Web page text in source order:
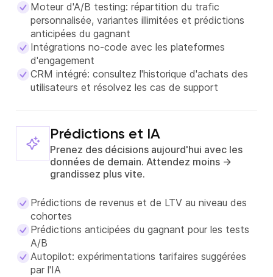
Moteur d'A/B testing: répartition du trafic
personnalisée, variantes illimitées et prédictions
anticipées du gagnant
Intégrations no-code avec les plateformes
d'engagement
CRM intégré: consultez l'historique d'achats des
utilisateurs et résolvez les cas de support
Prédictions et IA
Prenez des décisions aujourd'hui avec les
données de demain. Attendez moins →
grandissez plus vite.
Prédictions de revenus et de LTV au niveau des
cohortes
Prédictions anticipées du gagnant pour les tests
A/B
Autopilot: expérimentations tarifaires suggérées
par l'IA